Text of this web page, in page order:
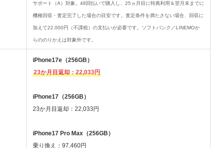
サポート（A）対象。48回払いで購入し、25ヵ月目に特典利用＆翌月末までに
機種回収・査定完了した場合の目安です。査定条件を満たさない場合、回収に
加えて22,000円（不課税）の支払いが必要です。ソフトバンク／LINEMOか
らののりかえは対象外です。
iPhone17e（256GB）
23か月目返却：22,033円
iPhone17（256GB）
23か月目返却：22,033円
iPhone17 Pro Max（256GB）
乗り換え：97,460円